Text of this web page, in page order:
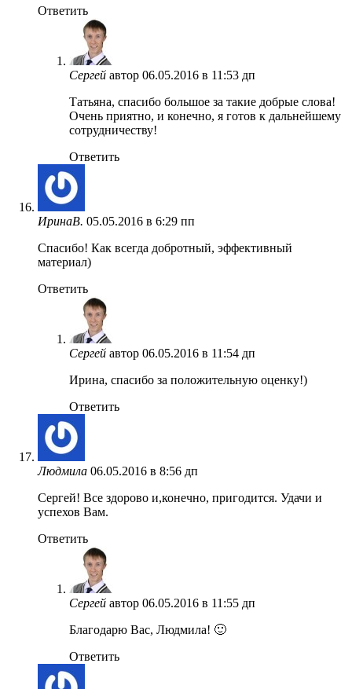
Ответить
Сергей автор 06.05.2016 в 11:53 дп
Татьяна, спасибо большое за такие добрые слова!
Очень приятно, и конечно, я готов к дальнейшему
сотрудничеству!
Ответить
ИринаВ. 05.05.2016 в 6:29 пп
Спасибо! Как всегда добротный, эффективный
материал)
Ответить
Сергей автор 06.05.2016 в 11:54 дп
Ирина, спасибо за положительную оценку!)
Ответить
Людмила 06.05.2016 в 8:56 дп
Сергей! Все здорово и,конечно, пригодится. Удачи и
успехов Вам.
Ответить
Сергей автор 06.05.2016 в 11:55 дп
Благодарю Вас, Людмила! 🙂
Ответить